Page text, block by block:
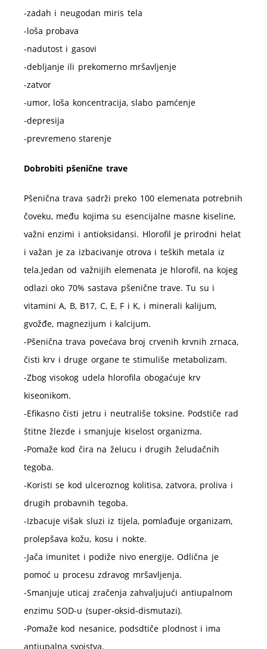
-zadah i neugodan miris tela
-loša probava
-nadutost i gasovi
-debljanje ili prekomerno mršavljenje
-zatvor
-umor, loša koncentracija, slabo pamćenje
-depresija
-prevremeno starenje
Dobrobiti pšenične trave
Pšenična trava sadrži preko 100 elemenata potrebnih
čoveku, među kojima su esencijalne masne kiseline,
važni enzimi i antioksidansi. Hlorofil je prirodni helat
i važan je za izbacivanje otrova i teških metala iz
tela.Jedan od važnijih elemenata je hlorofil, na kojeg
odlazi oko 70% sastava pšenične trave. Tu su i
vitamini A, B, B17, C, E, F i K, i minerali kalijum,
gvožđe, magnezijum i kalcijum.
-Pšenična trava povećava broj crvenih krvnih zrnaca,
čisti krv i druge organe te stimuliše metabolizam.
-Zbog visokog udela hlorofila obogaćuje krv
kiseonikom.
-Efikasno čisti jetru i neutrališe toksine. Podstiče rad
štitne žlezde i smanjuje kiselost organizma.
-Pomaže kod čira na želucu i drugih želudačnih
tegoba.
-Koristi se kod ulceroznog kolitisa, zatvora, proliva i
drugih probavnih tegoba.
-Izbacuje višak sluzi iz tijela, pomlađuje organizam,
prolepšava kožu, kosu i nokte.
-Jača imunitet i podiže nivo energije. Odlična je
pomoć u procesu zdravog mršavljenja.
-Smanjuje uticaj zračenja zahvaljujući antiupalnom
enzimu SOD-u (super-oksid-dismutazi).
-Pomaže kod nesanice, podsdtiče plodnost i ima
antiupalna svojstva.